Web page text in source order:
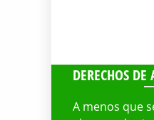
DERECHOS DE
A menos que